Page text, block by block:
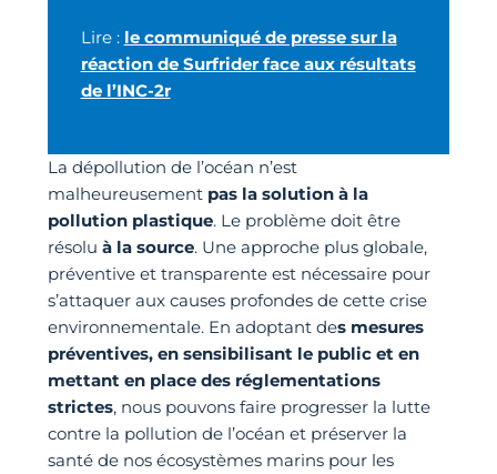
Lire : le communiqué de presse sur la
réaction de Surfrider face aux résultats
de l’INC-2r
La dépollution de l’océan n’est
malheureusement pas la solution à la
pollution plastique. Le problème doit être
résolu à la source. Une approche plus globale,
préventive et transparente est nécessaire pour
s’attaquer aux causes profondes de cette crise
environnementale. En adoptant des mesures
préventives, en sensibilisant le public et en
mettant en place des réglementations
strictes, nous pouvons faire progresser la lutte
contre la pollution de l’océan et préserver la
santé de nos écosystèmes marins pour les